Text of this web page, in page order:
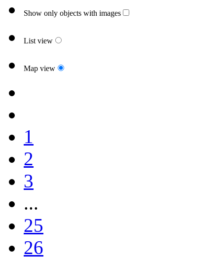
Show only objects with images
List view
Map view
1
2
3
...
25
26